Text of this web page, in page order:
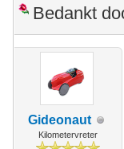
Bedankt
Gideonaut
Kilometervreter